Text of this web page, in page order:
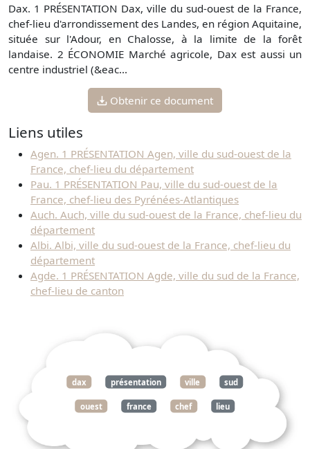
Dax. 1 PRÉSENTATION Dax, ville du sud-ouest de la France,
chef-lieu d'arrondissement des Landes, en région Aquitaine,
située sur l'Adour, en Chalosse, à la limite de la forêt
landaise. 2 ÉCONOMIE Marché agricole, Dax est aussi un
centre industriel (&eac...
Obtenir ce document
Liens utiles
Agen. 1 PRÉSENTATION Agen, ville du sud-ouest de la
France, chef-lieu du département
Pau. 1 PRÉSENTATION Pau, ville du sud-ouest de la
France, chef-lieu des Pyrénées-Atlantiques
Auch. Auch, ville du sud-ouest de la France, chef-lieu du
département
Albi. Albi, ville du sud-ouest de la France, chef-lieu du
département
Agde. 1 PRÉSENTATION Agde, ville du sud de la France,
chef-lieu de canton
dax présentation ville sud
ouest france chef lieu